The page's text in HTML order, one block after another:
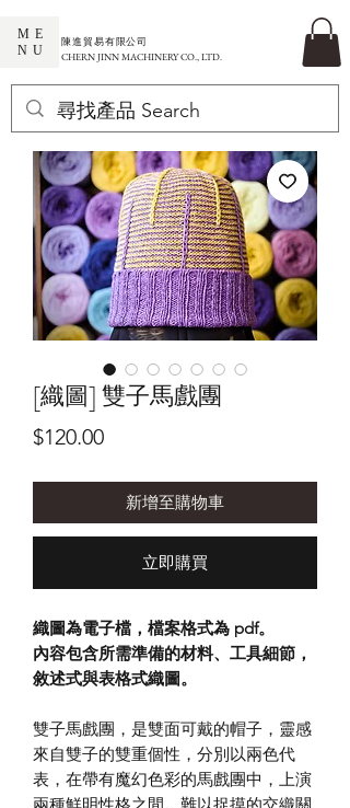
ME
NU
​陳進貿易有限公司
CHERN JINN MACHINERY CO., LTD.
[織圖] 雙子馬戲團
$120.00價
新增至購物車
立即購買
織圖為電子檔，檔案格式為 pdf。
內容包含所需準備的材料、工具細節，
敘述式與表格式織圖。
雙子馬戲團，是雙面可戴的帽子，靈感
來自雙子的雙重個性，分別以兩色代
表，在帶有魔幻色彩的馬戲團中，上演